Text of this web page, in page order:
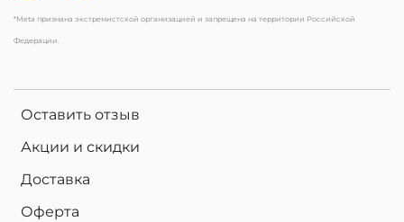
Оставить отзыв
Акции и скидки
Доставка
Оферта
*Meta признана экстремистской организацией и запрещена на территории Российской
Федерации.